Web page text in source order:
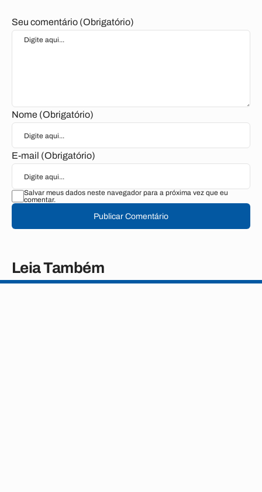
Seu comentário (Obrigatório)
Nome (Obrigatório)
E-mail (Obrigatório)
Salvar meus dados neste navegador para a próxima vez que eu
comentar.
Publicar Comentário
Leia Também